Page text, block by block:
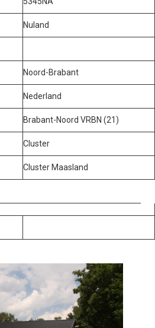
Nuland
Noord-Brabant
Nederland
Brabant-Noord VRBN (21)
Cluster
Cluster Maasland